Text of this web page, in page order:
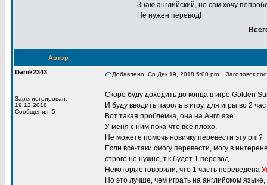
Знаю английский, но сам хочу
Не нужен перевод!
Автор
Danik2343
Зарегистрирован:
19.12.2018
Сообщения: 5
Добавлено: Ср Дек 19, 2018 5:00 pm Заголовок
Скоро буду доходить до конца в игре Golden
И буду вводить пароль в игру, для игры во 2
Вот такая проблемка, она на Англ.язе.
У меня с ним пока-что всё плохо.
Не можете помочь новичку перевести эту рпг?
Если всё-таки смогу перевести, могу в
строго не нужно, т.к будет 1 перевод.
Некоторые говорили, что 1 часть переведена
Но это лучше, чем играть на английском